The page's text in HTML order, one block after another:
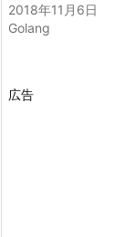
2018年11月6日
Golang
広告